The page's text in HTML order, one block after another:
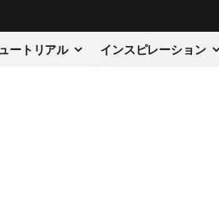
ートリアル インスピレーション